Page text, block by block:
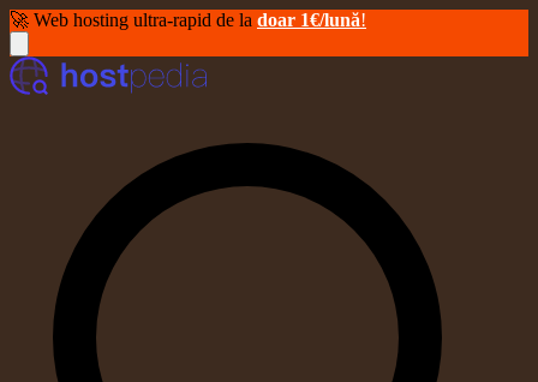
🚀 Web hosting ultra-rapid de la doar 1€/lună!